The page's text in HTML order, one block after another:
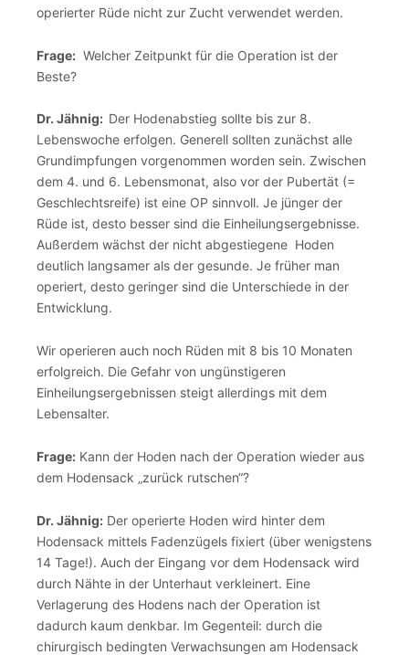
operierter Rüde nicht zur Zucht verwendet werden.
Frage: Welcher Zeitpunkt für die Operation ist der
Beste?
Dr. Jähnig: Der Hodenabstieg sollte bis zur 8.
Lebenswoche erfolgen. Generell sollten zunächst alle
Grundimpfungen vorgenommen worden sein. Zwischen
dem 4. und 6. Lebensmonat, also vor der Pubertät (=
Geschlechtsreife) ist eine OP sinnvoll. Je jünger der
Rüde ist, desto besser sind die Einheilungsergebnisse.
Außerdem wächst der nicht abgestiegene Hoden
deutlich langsamer als der gesunde. Je früher man
operiert, desto geringer sind die Unterschiede in der
Entwicklung.
Wir operieren auch noch Rüden mit 8 bis 10 Monaten
erfolgreich. Die Gefahr von ungünstigeren
Einheilungsergebnissen steigt allerdings mit dem
Lebensalter.
Frage: Kann der Hoden nach der Operation wieder aus
dem Hodensack „zurück rutschen“?
Dr. Jähnig: Der operierte Hoden wird hinter dem
Hodensack mittels Fadenzügels fixiert (über wenigstens
14 Tage!). Auch der Eingang vor dem Hodensack wird
durch Nähte in der Unterhaut verkleinert. Eine
Verlagerung des Hodens nach der Operation ist
dadurch kaum denkbar. Im Gegenteil: durch die
chirurgisch bedingten Verwachsungen am Hodensack